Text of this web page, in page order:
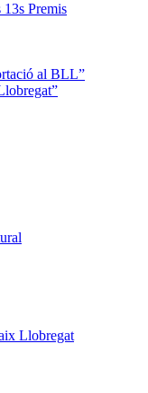
13s Premis
al BLL”
Llobregat